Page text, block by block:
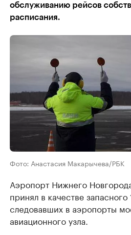
обслуживанию рейсов
расписания.
Фото: Анастасия Макарычева/РБК
Аэропорт Нижнего
принял в качестве запасного
следовавших в аэропорты
авиационного узла.